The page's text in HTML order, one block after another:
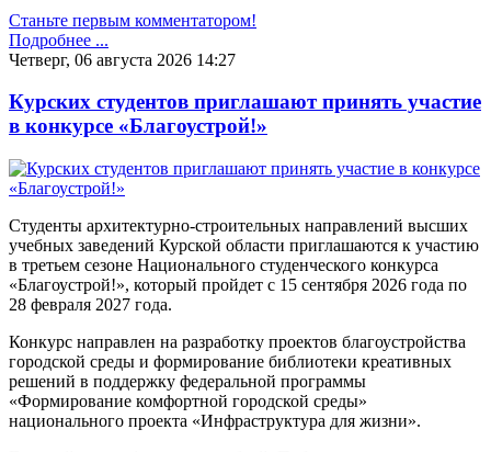
Станьте первым комментатором!
Подробнее ...
Четверг, 06 августа 2026 14:27
Курских студентов приглашают принять участие
в конкурсе «Благоустрой!»
Студенты архитектурно-строительных направлений высших
учебных заведений Курской области приглашаются к участию
в третьем сезоне Национального студенческого конкурса
«Благоустрой!», который пройдет с 15 сентября 2026 года по
28 февраля 2027 года.
Конкурс направлен на разработку проектов благоустройства
городской среды и формирование библиотеки креативных
решений в поддержку федеральной программы
«Формирование комфортной городской среды»
национального проекта «Инфраструктура для жизни».